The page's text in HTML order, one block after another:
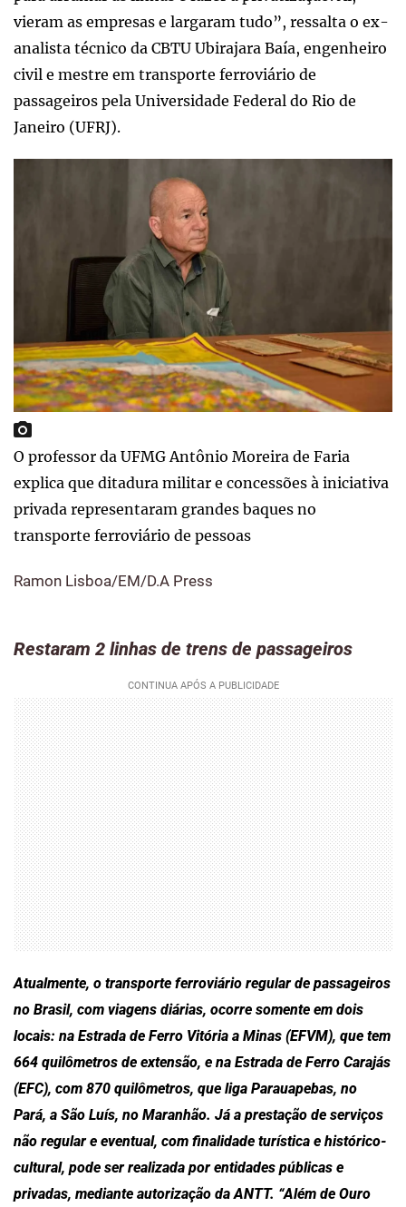
vieram as empresas e largaram tudo”, ressalta o ex-
analista técnico da CBTU Ubirajara Baía, engenheiro
civil e mestre em transporte ferroviário de
passageiros pela Universidade Federal do Rio de
Janeiro (UFRJ).
O professor da UFMG Antônio Moreira de Faria
explica que ditadura militar e concessões à iniciativa
privada representaram grandes baques no
transporte ferroviário de pessoas
Ramon Lisboa/EM/D.A Press
Restaram 2 linhas de trens de passageiros
Atualmente, o transporte ferroviário regular de passageiros
no Brasil, com viagens diárias, ocorre somente em dois
locais: na Estrada de Ferro Vitória a Minas (EFVM), que tem
664 quilômetros de extensão, e na Estrada de Ferro Carajás
(EFC), com 870 quilômetros, que liga Parauapebas, no
Pará, a São Luís, no Maranhão. Já a prestação de serviços
não regular e eventual, com finalidade turística e histórico-
cultural, pode ser realizada por entidades públicas e
privadas, mediante autorização da ANTT. “Além de Ouro